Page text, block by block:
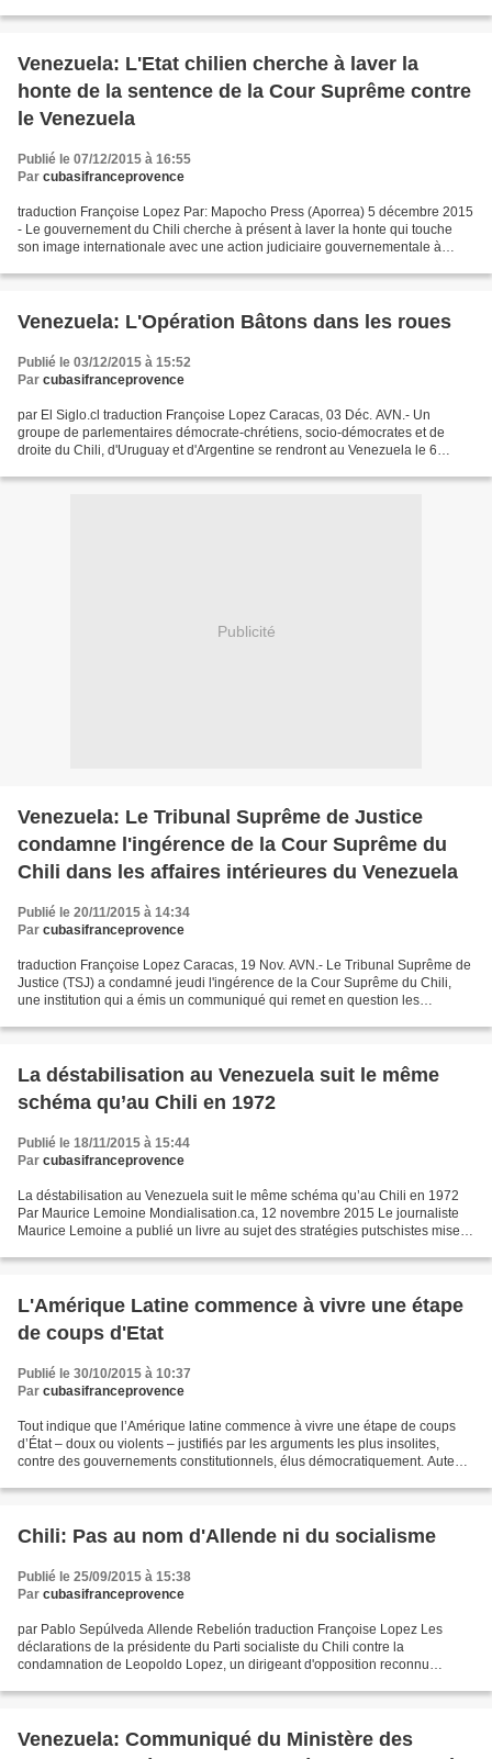
Venezuela: L'Etat chilien cherche à laver la
honte de la sentence de la Cour Suprême contre
le Venezuela
Publié le 07/12/2015 à 16:55
Par cubasifranceprovence
traduction Françoise Lopez Par: Mapocho Press (Aporrea) 5 décembre 2015
- Le gouvernement du Chili cherche à présent à laver la honte qui touche
son image internationale avec une action judiciaire gouvernementale à
Venezuela: L'Opération Bâtons dans les roues
Publié le 03/12/2015 à 15:52
Par cubasifranceprovence
par El Siglo.cl traduction Françoise Lopez Caracas, 03 Déc. AVN.- Un
groupe de parlementaires démocrate-chrétiens, socio-démocrates et de
droite du Chili, d'Uruguay et d'Argentine se rendront au Venezuela le 6
Publicité
Venezuela: Le Tribunal Suprême de Justice
condamne l'ingérence de la Cour Suprême du
Chili dans les affaires intérieures du Venezuela
Publié le 20/11/2015 à 14:34
Par cubasifranceprovence
traduction Françoise Lopez Caracas, 19 Nov. AVN.- Le Tribunal Suprême de
Justice (TSJ) a condamné jeudi l'ingérence de la Cour Suprême du Chili,
une institution qui a émis un communiqué qui remet en question les
La déstabilisation au Venezuela suit le même
schéma qu’au Chili en 1972
Publié le 18/11/2015 à 15:44
Par cubasifranceprovence
La déstabilisation au Venezuela suit le même schéma qu’au Chili en 1972
Par Maurice Lemoine Mondialisation.ca, 12 novembre 2015 Le journaliste
Maurice Lemoine a publié un livre au sujet des stratégies putschistes mises
L'Amérique Latine commence à vivre une étape
de coups d'Etat
Publié le 30/10/2015 à 10:37
Par cubasifranceprovence
Tout indique que l’Amérique latine commence à vivre une étape de coups
d’État – doux ou violents – justifiés par les arguments les plus insolites,
contre des gouvernements constitutionnels, élus démocratiquement. Auteur:
Chili: Pas au nom d'Allende ni du socialisme
Publié le 25/09/2015 à 15:38
Par cubasifranceprovence
par Pablo Sepúlveda Allende Rebelión traduction Françoise Lopez Les
déclarations de la présidente du Parti socialiste du Chili contre la
condamnation de Leopoldo Lopez, un dirigeant d'opposition reconnu
Venezuela: Communiqué du Ministère des